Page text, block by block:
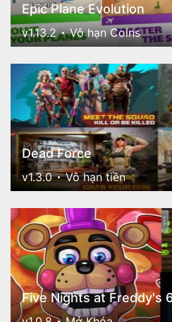
Epic Plane Evolution
v1.13.2 Vô hạn Coins
Dead Force
v1.3.0 Vô hạn tiền
Five Nights at Freddy's